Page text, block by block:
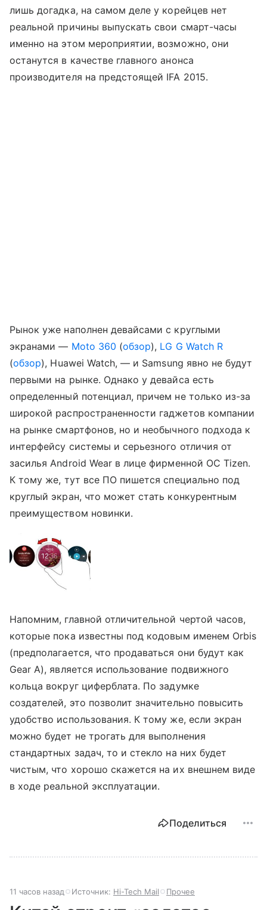
лишь догадка, на самом деле у корейцев нет
реальной причины выпускать свои смарт-часы
именно на этом мероприятии, возможно, они
останутся в качестве главного анонса
производителя на предстоящей IFA 2015.
Рынок уже наполнен девайсами с круглыми
экранами — Moto 360 (обзор), LG G Watch R
(обзор), Huawei Watch, — и Samsung явно не будут
первыми на рынке. Однако у девайса есть
определенный потенциал, причем не только из-за
широкой распространенности гаджетов компании
на рынке смартфонов, но и необычного подхода к
интерфейсу системы и серьезного отличия от
засилья Android Wear в лице фирменной ОС Tizen.
К тому же, тут все ПО пишется специально под
круглый экран, что может стать конкурентным
преимуществом новинки.
Напомним, главной отличительной чертой часов,
которые пока известны под кодовым именем Orbis
(предполагается, что продаваться они будут как
Gear A), является использование подвижного
кольца вокруг циферблата. По задумке
создателей, это позволит значительно повысить
удобство использования. К тому же, если экран
можно будет не трогать для выполнения
стандартных задач, то и стекло на них будет
чистым, что хорошо скажется на их внешнем виде
в ходе реальной эксплуатации.
Поделиться
11 часов назад Источник: Hi-Tech Mail Прочее